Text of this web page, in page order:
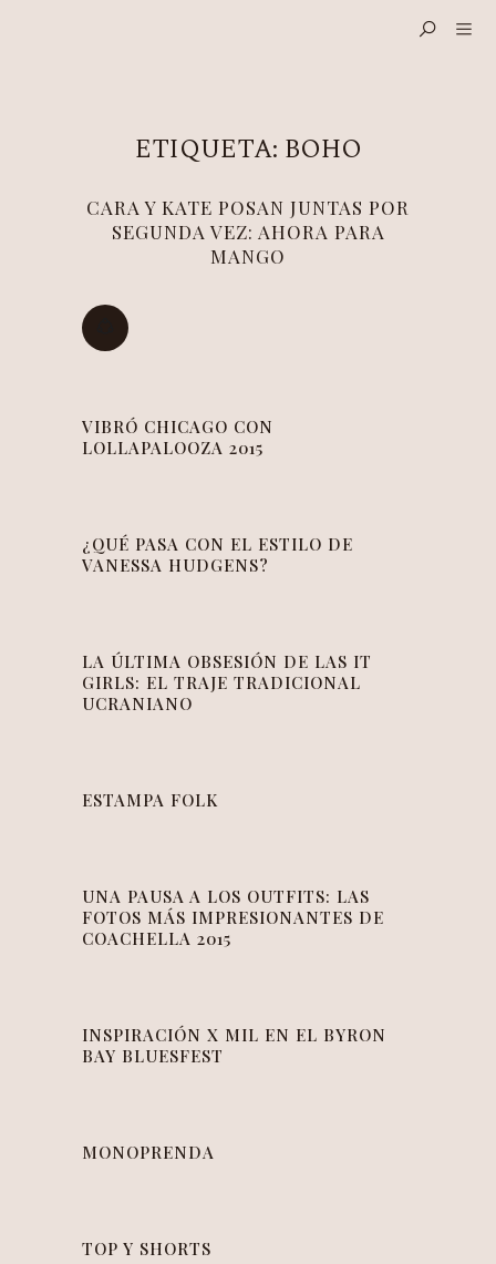
ETIQUETA: BOHO
CARA Y KATE POSAN JUNTAS POR
SEGUNDA VEZ: AHORA PARA
MANGO
VIBRÓ CHICAGO CON
LOLLAPALOOZA 2015
¿QUÉ PASA CON EL ESTILO DE
VANESSA HUDGENS?
LA ÚLTIMA OBSESIÓN DE LAS IT
GIRLS: EL TRAJE TRADICIONAL
UCRANIANO
ESTAMPA FOLK
UNA PAUSA A LOS OUTFITS: LAS
FOTOS MÁS IMPRESIONANTES DE
COACHELLA 2015
INSPIRACIÓN X MIL EN EL BYRON
BAY BLUESFEST
MONOPRENDA
TOP Y SHORTS